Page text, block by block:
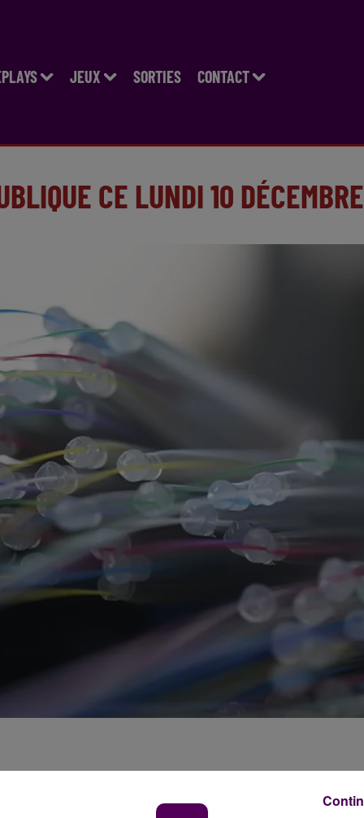
JEUX SORTIES CONTACT
CE LUNDI 10 DÉCEMBRE
à L'Aigle pour évoquer le déploiement de la
au réseau internet plus rapide sur le territoire.